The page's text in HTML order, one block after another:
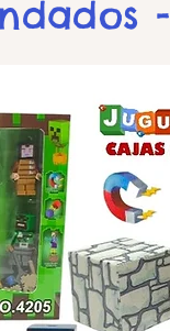
-